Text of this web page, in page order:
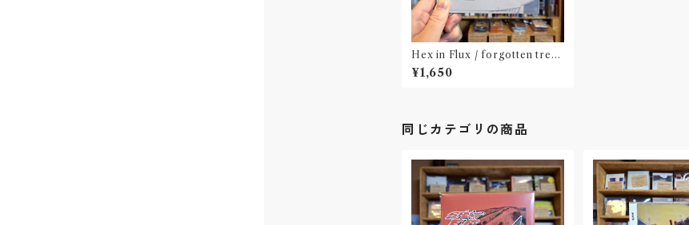
Hex in Flux / forgotten trees
(CD)〝札幌〟
¥1,650
同じカテゴリの商品